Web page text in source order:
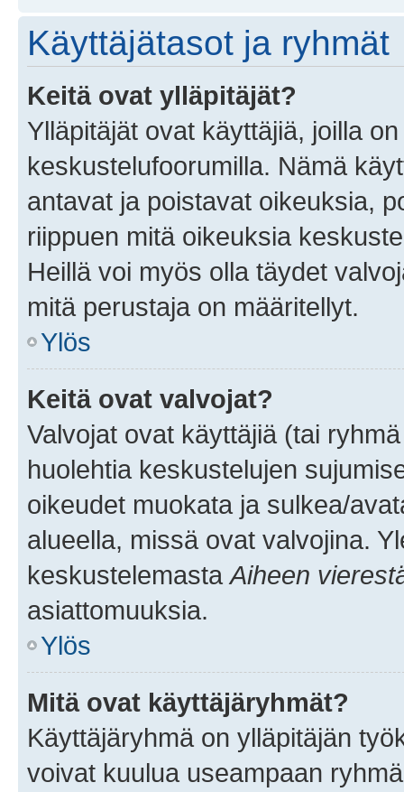
Käyttäjätasot ja ryhmät
Keitä ovat ylläpitäjät?
Ylläpitäjät ovat käyttäjiä, joilla
keskustelufoorumilla. Nämä
antavat ja poistavat oikeuksia,
riippuen mitä oikeuksia
Heillä voi myös olla täydet
mitä perustaja on määritellyt.
Ylös
Keitä ovat valvojat?
Valvojat ovat käyttäjiä (tai
huolehtia keskustelujen
oikeudet muokata ja sulkea/
alueella, missä ovat valvojina.
keskustelemasta Aiheen
asiattomuuksia.
Ylös
Mitä ovat käyttäjäryhmät?
Käyttäjäryhmä on ylläpitäjän
voivat kuulua useampaan